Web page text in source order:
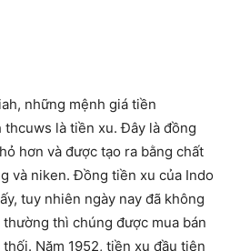
những mệnh giá tiền
là tiền xu. Đây là đồng
hơn và được tạo ra bằng chất
và niken. Đồng tiền xu của Indo
tuy nhiên ngày nay đã không
thì chúng được mua bán
Năm 1952, tiền xu đầu tiên